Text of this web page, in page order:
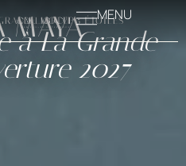
MENU
MOTTE 5 ÉTOILES
MAYA
à La Grande
2027